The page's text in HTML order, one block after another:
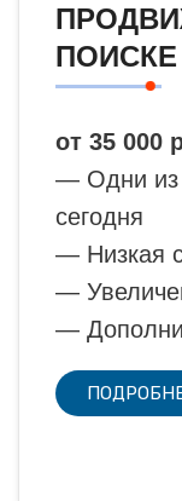
ПОИСКЕ
от 35 000
— Одни из
сегодня
— Низкая
—
—